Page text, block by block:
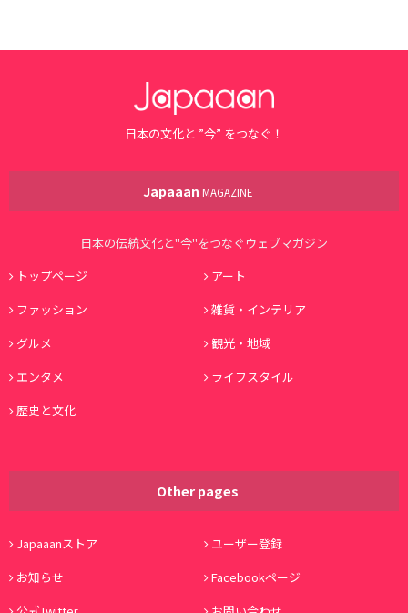
日本の文化と ”今” をつなぐ！
Japaaan MAGAZINE
日本の伝統文化と"今"をつなぐウェブマガジン
トップページ
アート
ファッション
雑貨・インテリア
グルメ
観光・地域
エンタメ
ライフスタイル
歴史と文化
Other pages
Japaaanストア
ユーザー登録
お知らせ
Facebookページ